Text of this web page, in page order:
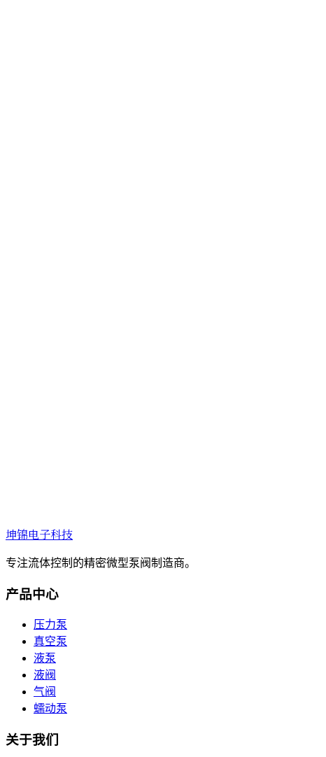
坤锦电子科技
专注流体控制的精密微型泵阀制造商。
产品中心
压力泵
真空泵
液泵
液阀
气阀
蠕动泵
关于我们